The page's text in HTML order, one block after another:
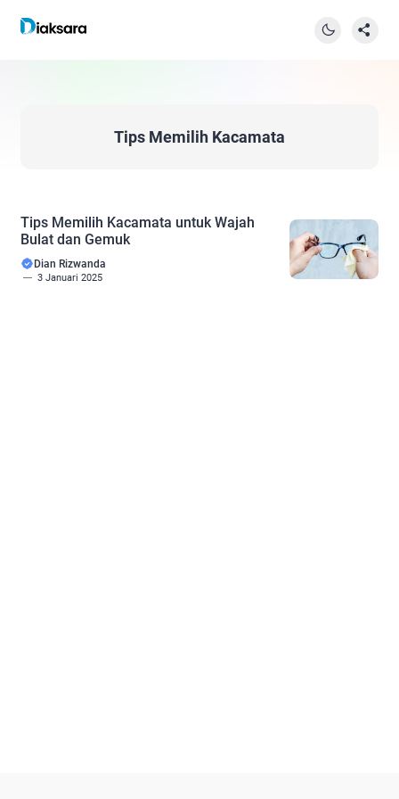
Tips Memilih Kacamata
Tips Memilih Kacamata untuk Wajah
Bulat dan Gemuk
Dian Rizwanda
3 Januari 2025